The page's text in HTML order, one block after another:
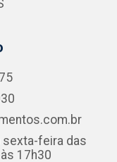
sexta-feira das
17h30